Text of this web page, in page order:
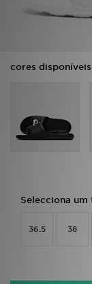
cores disponíveis
Selecciona um
36.5 38
MY JD